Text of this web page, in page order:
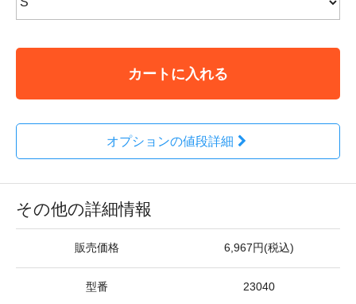
カートに入れる
オプションの値段詳細
その他の詳細情報
販売価格 6,967円(税込)
型番 23040